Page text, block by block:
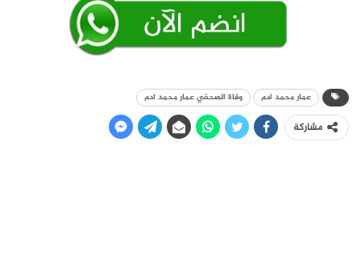
عمار محمد ادم وفاة الصحفي عمار محمد ادم
مشاركة